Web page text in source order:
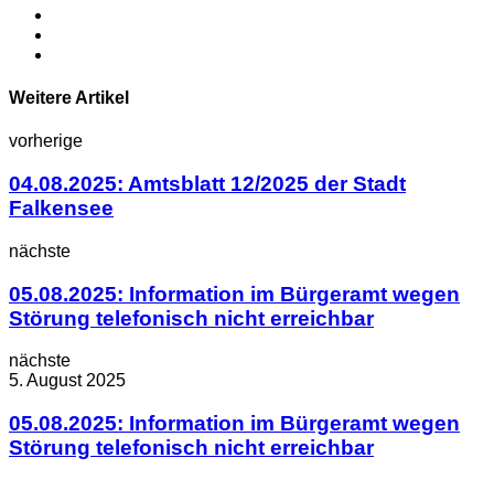
Weitere Artikel
vorherige
04.08.2025: Amtsblatt 12/2025 der Stadt
Falkensee
nächste
05.08.2025: Information im Bürgeramt wegen
Störung telefonisch nicht erreichbar
nächste
5. August 2025
05.08.2025: Information im Bürgeramt wegen
Störung telefonisch nicht erreichbar